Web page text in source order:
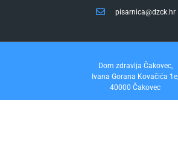
pisarnica@dzck.hr
Dom zdravlja Čakovec,
Ivana Gorana Kovačića 1e,
40000 Čakovec